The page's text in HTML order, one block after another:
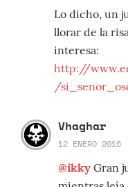
Lo dicho, un
llorar de la
interesa:
http://
/
Vhaghar
12 ENERO 2016
@ikky Gran